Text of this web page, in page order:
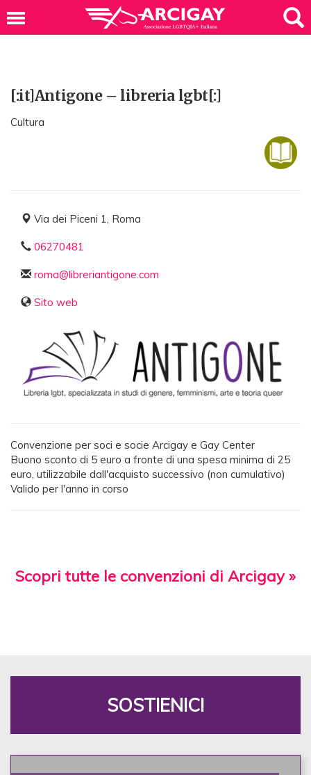
[:it]Antigone – libreria lgbt[:]
Cultura
Via dei Piceni 1, Roma
06270481
roma@libreriantigone.com
Sito web
Convenzione per soci e socie Arcigay e Gay Center
Buono sconto di 5 euro a fronte di una spesa minima di 25
euro, utilizzabile dall'acquisto successivo (non cumulativo)
Valido per l'anno in corso
Scopri tutte le convenzioni di Arcigay »
SOSTIENICI